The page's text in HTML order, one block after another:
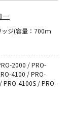
ー
ジ(容量：700ｍ
2000 / PRO-
4100 / PRO-
PRO-4100S / PRO-